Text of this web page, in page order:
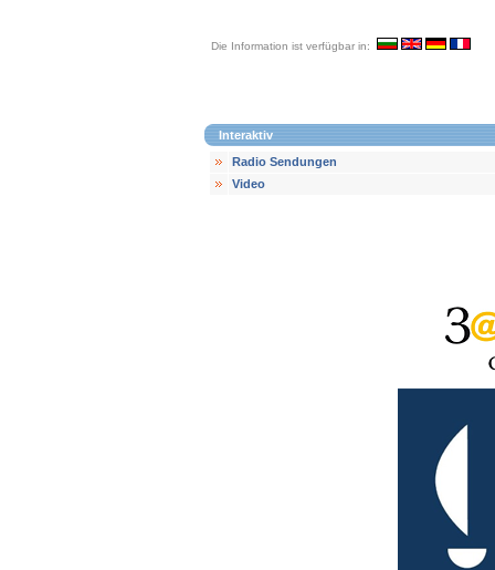
Die Information ist verfügbar in:
Interaktiv
Radio Sendungen
Video